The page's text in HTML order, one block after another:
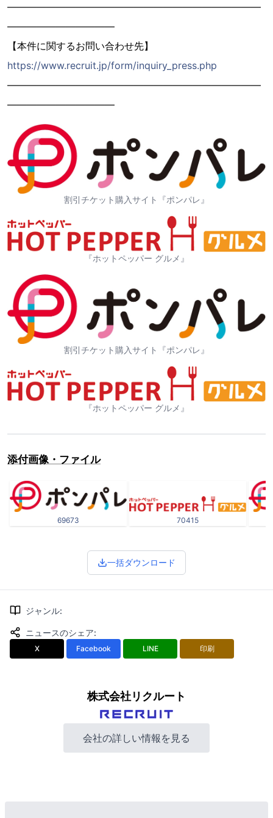
――――――――――――――――――――――――――
―――――――――――
【本件に関するお問い合わせ先】
https://www.recruit.jp/form/inquiry_press.php
――――――――――――――――――――――――――
―――――――――――
割引チケット購入サイト『ポンパレ』
『ホットペッパー グルメ』
割引チケット購入サイト『ポンパレ』
『ホットペッパー グルメ』
添付画像・ファイル
69673 70415
一括ダウンロード
ジャンル:
ニュースのシェア:
X Facebook LINE 印刷
株式会社リクルート
会社の詳しい情報を見る